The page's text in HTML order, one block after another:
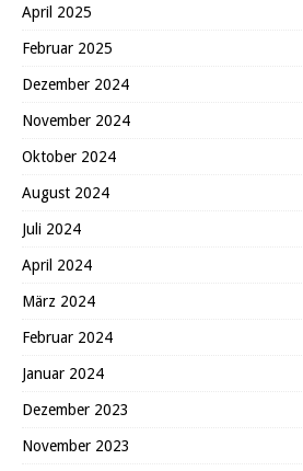
April 2025
Februar 2025
Dezember 2024
November 2024
Oktober 2024
August 2024
Juli 2024
April 2024
März 2024
Februar 2024
Januar 2024
Dezember 2023
November 2023